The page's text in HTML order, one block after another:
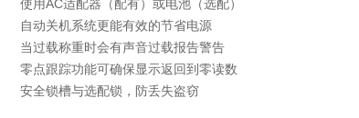
使用AC适配器（配有）或电池（选配）
自动关机系统更能有效的节省电源
当过载称重时会有声音过载报告警告
零点跟踪功能可确保显示返回到零读数
安全锁槽与选配锁，防丢失盗窃